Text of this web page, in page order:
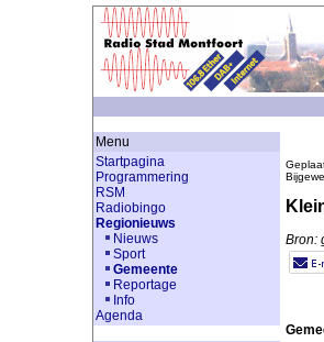
Menu
Startpagina
Programmering
RSM
Radiobingo
Regionieuws
Nieuws
Sport
Gemeente
Reportage
Info
Agenda
Bron: